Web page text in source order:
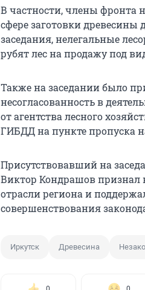
В частности, члены фронта
сфере заготовки
заседания, нелегальные
рубят лес на продажу под
Также на заседании было
несогласованность в
от агентства лесного
ГИБДД на пункте пропуска
Присутствовавший на
Виктор Кондрашов признал
отрасли региона и
совершенствования
Иркутск Древесина